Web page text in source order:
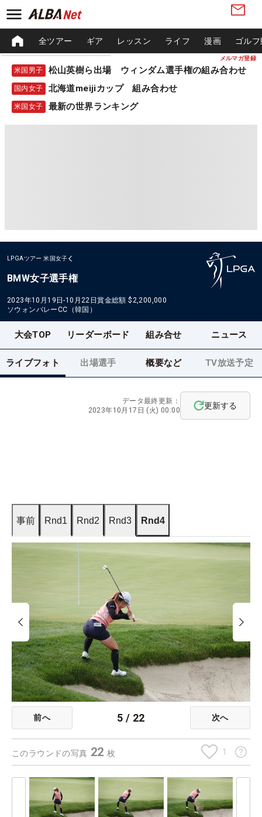
メルマガ登録
全ツアー ギア レッスン ライフ 漫画 ゴル
米国男子 松山英樹ら出場 ウィンダム選手権の組み合わせ
国内女子 北海道meijiカップ 組み合わせ
米国女子 最新の世界ランキング
LPGAツアー 米国女子
BMW女子選手権
2023年10月19日-10月22日賞金総額 $2,200,000
ソウォンバレーCC（韓国）
大会TOP リーダーボード 組み合せ ニュース
ライブフォト 出場選手 概要など TV放送予定
データ最終更新：
2023年10月17日 (火) 00:00
更新する
事前 Rnd1 Rnd2 Rnd3 Rnd4
前へ 5 / 22 次へ
このラウンドの写真 22枚 1